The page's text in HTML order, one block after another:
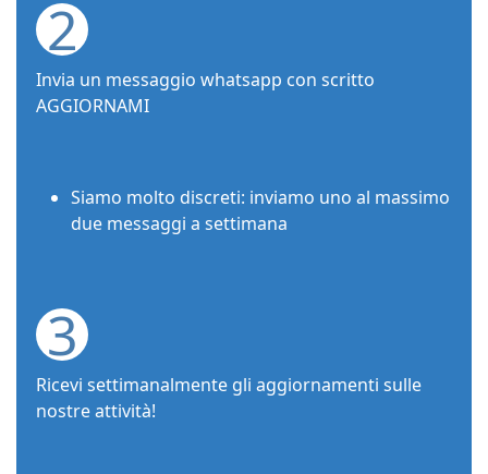
2
Invia un messaggio whatsapp con scritto
AGGIORNAMI
Siamo molto discreti: inviamo uno al massimo
due messaggi a settimana
3
Ricevi settimanalmente gli aggiornamenti sulle
nostre attività!